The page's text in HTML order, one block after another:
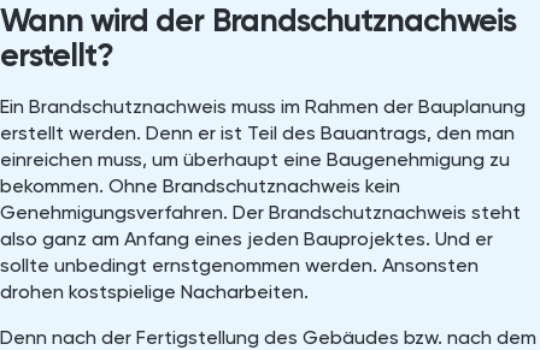
Wann wird der Brandschutznachweis
erstellt?
Ein Brandschutznachweis muss im Rahmen der Bauplanung
erstellt werden. Denn er ist Teil des Bauantrags, den man
einreichen muss, um überhaupt eine Baugenehmigung zu
bekommen. Ohne Brandschutznachweis kein
Genehmigungsverfahren. Der Brandschutznachweis steht
also ganz am Anfang eines jeden Bauprojektes. Und er
sollte unbedingt ernstgenommen werden. Ansonsten
drohen kostspielige Nacharbeiten.
Denn nach der Fertigstellung des Gebäudes bzw. nach dem